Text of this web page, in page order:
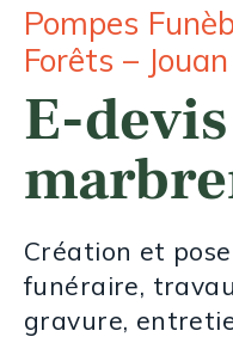
Pompes
Forêts –
E-devis
Création et
funéraire,
gravure,